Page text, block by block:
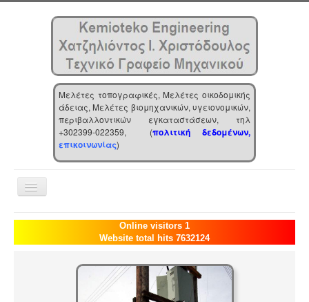
Μελέτες τοπογραφικές, Μελέτες οικοδομικής
άδειας, Μελέτες βιομηχανικών, υγειονομικών,
περιβαλλοντικών εγκαταστάσεων, τηλ
+302399-022359, (πολιτική δεδομένων,
επικοινωνίας)
Toggle
Navigation
Αρχική
Επιχείρηση
Online visitors 1
Website total hits 7632124